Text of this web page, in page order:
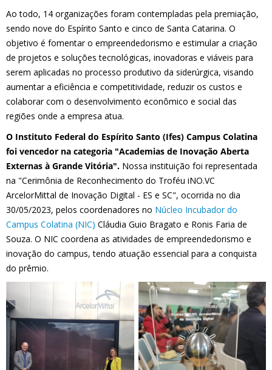
Ao todo, 14 organizações foram contempladas pela premiação,
sendo nove do Espírito Santo e cinco de Santa Catarina. O
objetivo é fomentar o empreendedorismo e estimular a criação
de projetos e soluções tecnológicas, inovadoras e viáveis para
serem aplicadas no processo produtivo da siderúrgica, visando
aumentar a eficiência e competitividade, reduzir os custos e
colaborar com o desenvolvimento econômico e social das
regiões onde a empresa atua.
O Instituto Federal do Espírito Santo (Ifes) Campus Colatina
foi vencedor na categoria "Academias de Inovação Aberta
Externas à Grande Vitória". Nossa instituição foi representada
na "Cerimônia de Reconhecimento do Troféu iNO.VC
ArcelorMittal de Inovação Digital - ES e SC", ocorrida no dia
30/05/2023, pelos coordenadores no Núcleo Incubador do
Campus Colatina (NIC) Cláudia Guio Bragato e Ronis Faria de
Souza. O NIC coordena as atividades de empreendedorismo e
inovação do campus, tendo atuação essencial para a conquista
do prêmio.